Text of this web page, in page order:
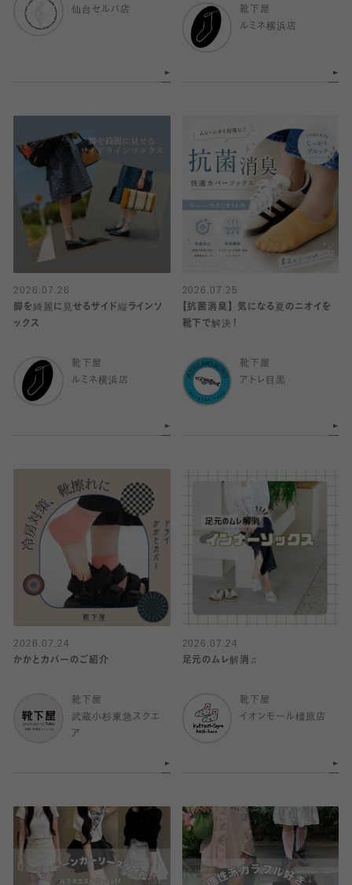
仙台セルバ店
靴下屋
ルミネ横浜店
2026.07.26
脚を綺麗に見せるサイド縦ラインソ
ックス
靴下屋
ルミネ横浜店
2026.07.25
【抗菌消臭】 気になる夏のニオイを
靴下で解決！
靴下屋
アトレ目黒
2026.07.24
かかとカバーのご紹介
靴下屋
武蔵小杉東急スクエ
ア
2026.07.24
足元のムレ解消♫
靴下屋
イオンモール橿原店